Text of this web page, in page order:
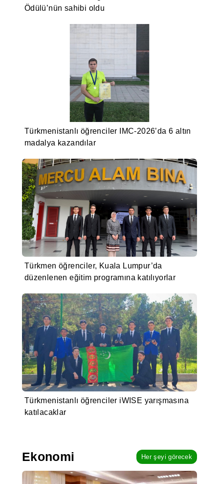
Ödülü’nün sahibi oldu
Türkmenistanlı öğrenciler IMC-2026’da 6 altın
madalya kazandılar
Türkmen öğrenciler, Kuala Lumpur’da
düzenlenen eğitim programına katılıyorlar
Türkmenistanlı öğrenciler iWISE yarışmasına
katılacaklar
Ekonomi Her şeyi görecek